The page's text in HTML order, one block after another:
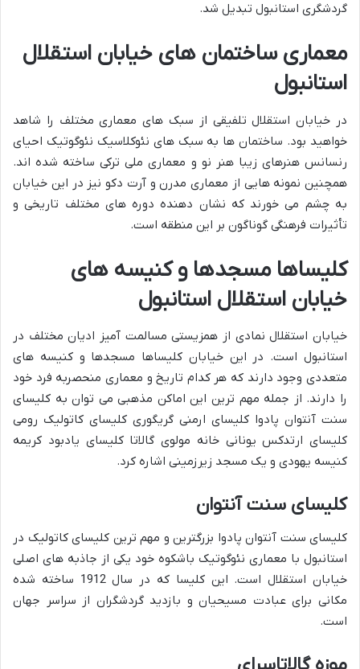
گردشگری استانبول تبدیل شد.
معماری ساختمان های خیابان استقلال
استانبول
در خیابان استقلال تلفیقی از سبک های معماری مختلف را شاهد
خواهید بود. ساختمان ها به سبک های نئوکلاسیک نئوگوتیک احیای
رنسانس هنرهای زیبا هنر نو و معماری ملی ترکی ساخته شده اند.
همچنین نمونه هایی از معماری مدرن و آرت دکو نیز در این خیابان
به چشم می خورند که نشان دهنده دوره های مختلف تاریخی و
تأثیرات فرهنگی گوناگون بر این منطقه است.
کلیساها مسجدها و کنیسه های
خیابان استقلال استانبول
خیابان استقلال نمادی از همزیستی مسالمت آمیز ادیان مختلف در
استانبول است. در این خیابان کلیساها مسجدها و کنیسه های
متعددی وجود دارند که هر کدام تاریخ و معماری منحصربه فرد خود
را دارند. از جمله مهم ترین این اماکن مذهبی می توان به کلیسای
سنت آنتوان پادوا کلیسای ارمنی گریگوری کلیسای کاتولیک رومی
کلیسای ارتدکس یونانی خانه مولوی گالاتا کلیسای یادبود کریمه
کنیسه یهودی و یک مسجد زیرزمینی اشاره کرد.
کلیسای سنت آنتوان
کلیسای سنت آنتوان پادوا بزرگترین و مهم ترین کلیسای کاتولیک در
استانبول با معماری نئوگوتیک باشکوه خود یکی از جاذبه های اصلی
خیابان استقلال است. این کلیسا که در سال 1912 ساخته شده
مکانی برای عبادت مسیحیان و بازدید گردشگران از سراسر جهان
است.